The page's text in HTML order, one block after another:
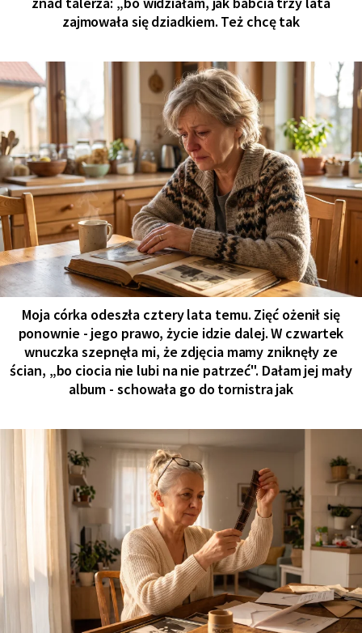
zajmowała się dziadkiem. Też chcę tak
Moja córka odeszła cztery lata temu. Zięć ożenił się
ponownie - jego prawo, życie idzie dalej. W czwartek
wnuczka szepnęła mi, że zdjęcia mamy zniknęły ze
ścian, „bo ciocia nie lubi na nie patrzeć". Dałam jej mały
album - schowała go do tornistra jak